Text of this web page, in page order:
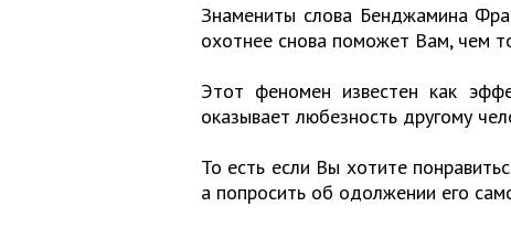
Знамениты слова Бенджамина
охотнее снова поможет Вам, чем
Этот феномен известен как
оказывает любезность другому
То есть если Вы хотите
а попросить об одолжении его